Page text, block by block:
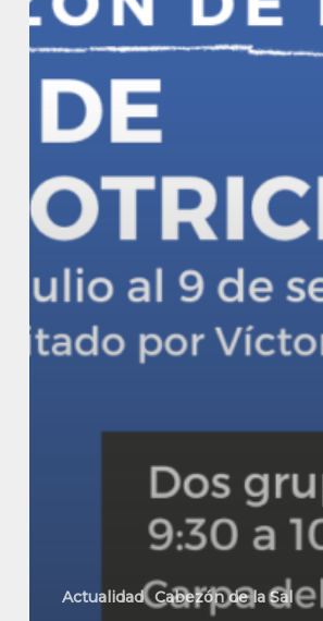
de
la
Sal
Actualidad Cabezón de la Sal